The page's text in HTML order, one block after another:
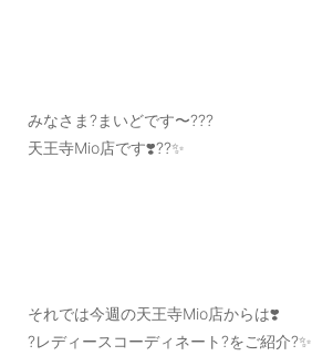
みなさま?まいどです〜???
天王寺Mio店です❣️??✨
それでは今週の天王寺Mio店からは❣️
?レディースコーディネート?をご紹介?✨